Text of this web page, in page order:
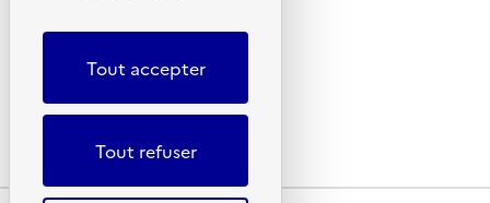
g
e
a
LIENS UTILES
Qu’est-ce que la SERD ?
Actualités
Nous contacter
Lettres d’information ADEME
Tout accepter
Tout refuser